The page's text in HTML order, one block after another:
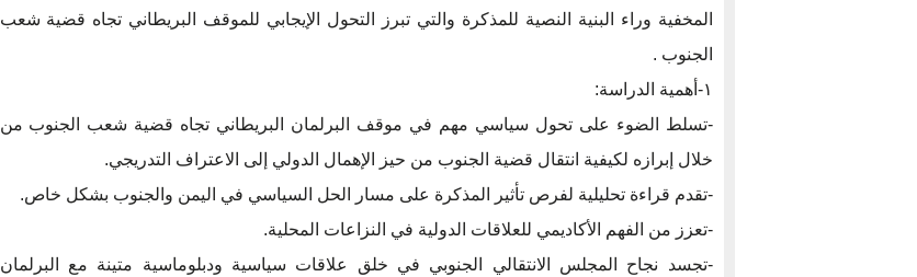
المخفية وراء البنية النصية للمذكرة والتي تبرز التحول الإيجابي للموقف البريطاني تجاه قضية شعب
الجنوب .
١-أهمية الدراسة:
-تسلط الضوء على تحول سياسي مهم في موقف البرلمان البريطاني تجاه قضية شعب الجنوب من
خلال إبرازه لكيفية انتقال قضية الجنوب من حيز الإهمال الدولي إلى الاعتراف التدريجي.
-تقدم قراءة تحليلية لفرص تأثير المذكرة على مسار الحل السياسي في اليمن والجنوب بشكل خاص.
-تعزز من الفهم الأكاديمي للعلاقات الدولية في النزاعات المحلية.
-تجسد نجاح المجلس الانتقالي الجنوبي في خلق علاقات سياسية ودبلوماسية متينة مع البرلمان